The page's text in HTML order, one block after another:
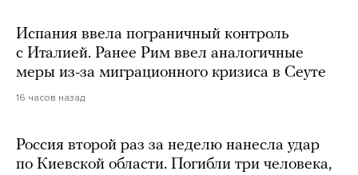
Испания ввела пограничный контроль
с Италией. Ранее Рим ввел аналогичные
меры из-за миграционного кризиса в Сеуте
16 часов назад
Россия второй раз за неделю нанесла удар
по Киевской области. Погибли три человека,